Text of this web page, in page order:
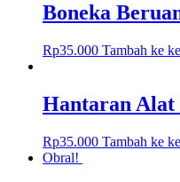
Boneka
Rp35.000 Tambah ke
Hantaran Alat
Rp35.000 Tambah ke
Obral!